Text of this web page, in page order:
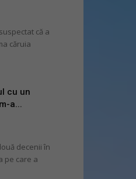
că a
căruia
cu un
a...
decenii în
pe care a